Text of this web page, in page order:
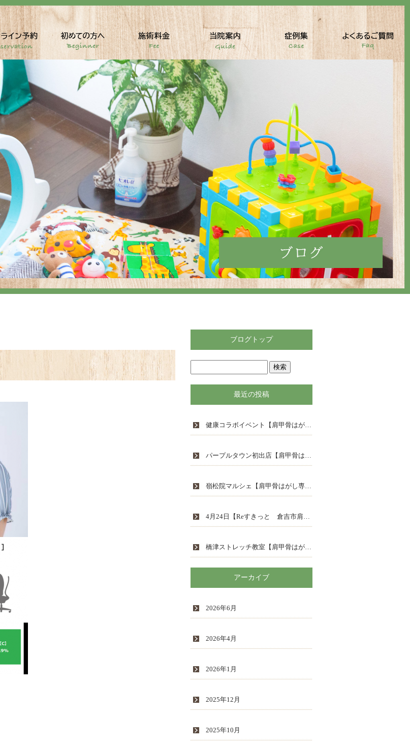
ブログトップ
最近の投稿
健康コラボイベント【肩甲骨はがしReすきっと 倉吉市】
パープルタウン初出店【肩甲骨はがしReすきっと】
嶺松院マルシェ【肩甲骨はがし専門Reすきっと 鳥取県倉吉市】
4月24日【Reすきっと 倉吉市肩甲骨はがし専門整体】
橋津ストレッチ教室【肩甲骨はがし専門Reすきっと 鳥取県倉吉市】
アーカイブ
2026年6月
2026年4月
2026年1月
2025年12月
2025年10月